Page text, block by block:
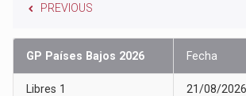
PREVIOUS
GP Países Bajos 2026 Fecha
Libres 1 21/08/2026